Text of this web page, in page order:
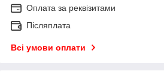
Оплата за реквізитами
Післяплата
Всі умови оплати